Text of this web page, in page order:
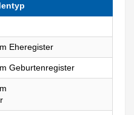
Eheregister
Geburtenregister